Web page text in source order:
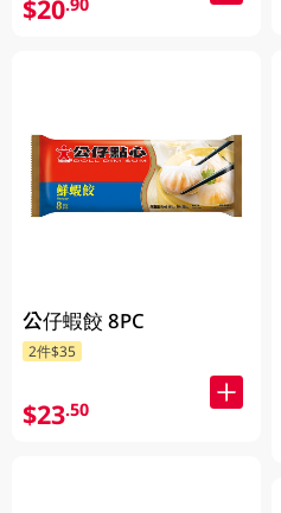
$20
公仔蝦餃 8PC
2件$35
$23.50